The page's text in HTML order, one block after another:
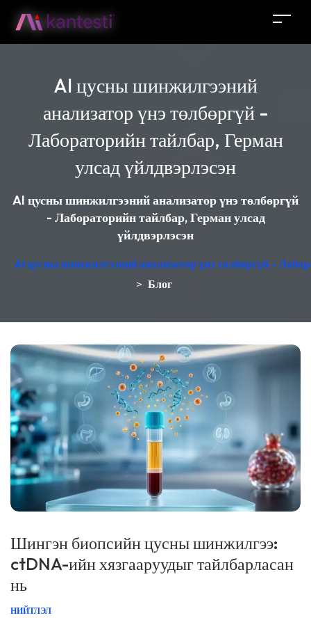
AI цусны шинжилгээний
анализатор үнэ төлбөргүй -
Лабораторийн тайлбар, Герман
улсад үйлдвэрлэсэн
AI цусны шинжилгээний анализатор үнэ төлбөргүй
- Лабораторийн тайлбар, Герман улсад
үйлдвэрлэсэн
AI цусны шинжилгээний анализатор үнэ төлбөргүй -
> Блог
Шингэн биопсийн цусны шинжилгээ:
ctDNA-ийн хязгааруудыг тайлбарласан
нь
НИЙТЛЭЛ